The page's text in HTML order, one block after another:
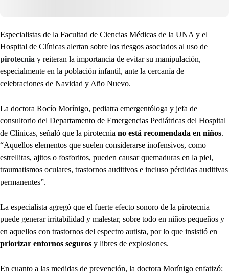
Especialistas de la Facultad de Ciencias Médicas de la UNA y el
Hospital de Clínicas alertan sobre los riesgos asociados al uso de
pirotecnia y reiteran la importancia de evitar su manipulación,
especialmente en la población infantil, ante la cercanía de
celebraciones de Navidad y Año Nuevo.
La doctora Rocío Morínigo, pediatra emergentóloga y jefa de
consultorio del Departamento de Emergencias Pediátricas del Hospital
de Clínicas, señaló que la pirotecnia no está recomendada en niños.
“Aquellos elementos que suelen considerarse inofensivos, como
estrellitas, ajitos o fosforitos, pueden causar quemaduras en la piel,
traumatismos oculares, trastornos auditivos e incluso pérdidas auditivas
permanentes”.
La especialista agregó que el fuerte efecto sonoro de la pirotecnia
puede generar irritabilidad y malestar, sobre todo en niños pequeños y
en aquellos con trastornos del espectro autista, por lo que insistió en
priorizar entornos seguros y libres de explosiones.
En cuanto a las medidas de prevención, la doctora Morínigo enfatizó: